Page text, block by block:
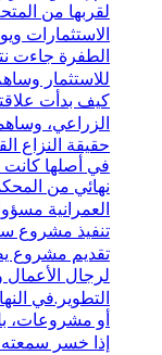
لقربها من
الاستثمارات
الطفرة جاءت
للاستثمار
الزراعي،
حقيقة النزاع
نهائي من
تنفيذ مشروع
تقديم مشروع
لرجال
التطوير.في
أو مشروعات،
إذا خسر